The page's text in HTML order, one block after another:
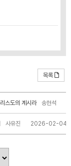
목록
송현석
스도의 계시라
2026-02-04
사유진